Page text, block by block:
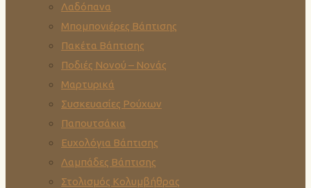
Λαδόπανα
Μπομπονιέρες Βάπτισης
Πακέτα Βάπτισης
Ποδιές Νονού – Νονάς
Μαρτυρικά
Συσκευασίες Ρούχων
Παπουτσάκια
Ευχολόγια Βάπτισης
Λαμπάδες Βάπτισης
Στολισμός Κολυμβήθρας